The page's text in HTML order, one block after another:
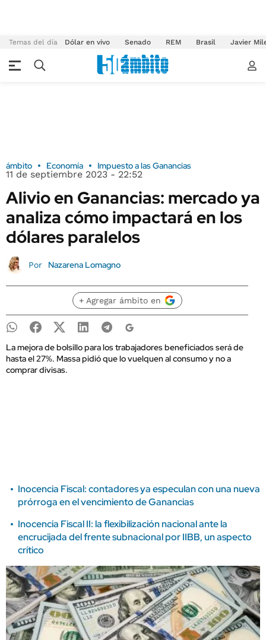
Temas del día Dólar en vivo Senado REM Brasil Javier
ámbito Economía Impuesto a las Ganancias
11 de septiembre 2023 - 22:52
Alivio en Ganancias: mercado ya
analiza cómo impactará en los
dólares paralelos
Por Nazarena Lomagno
+ Agregar ámbito en
La mejora de bolsillo para los trabajadores beneficiados será de
hasta el 27%. Massa pidió que lo vuelquen al consumo y no a
comprar divisas.
Inocencia Fiscal: contadores ya especulan con una nueva
prórroga en el vencimiento de Ganancias
Inocencia Fiscal II: la flexibilización nacional ante la
encrucijada del frente subnacional por IIBB, un aspecto
crítico